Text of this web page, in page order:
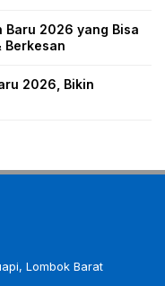
Baru 2026 yang Bisa
Berkesan
2026, Bikin
Lombok Barat